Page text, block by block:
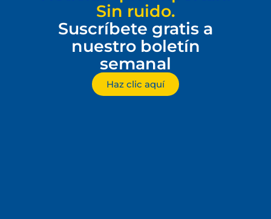
Sin ruido.
Suscríbete gratis a
nuestro boletín
semanal
Haz clic aquí